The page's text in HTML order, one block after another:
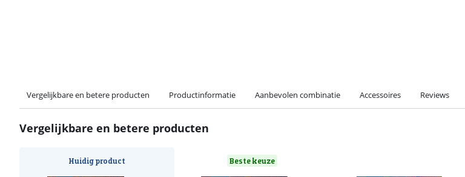
Vergelijkbare en betere producten Productinformatie Aanbevolen combinatie Accessoires Reviews
Vergelijkbare en betere producten
Huidig product Beste keuze